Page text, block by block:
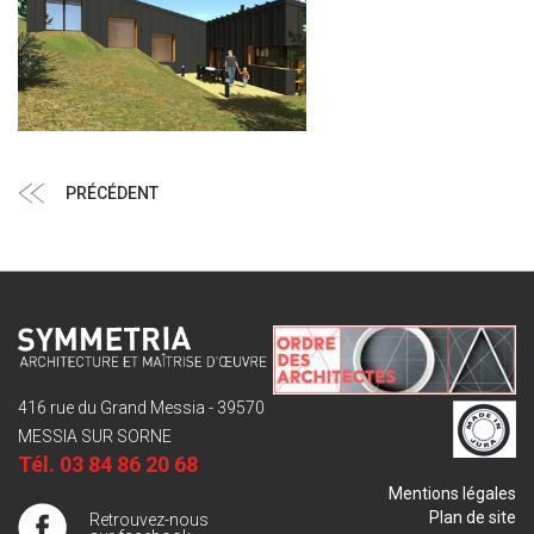
de
Article
PRÉCÉDENT
416 rue du Grand Messia - 39570
MESSIA SUR SORNE
Tél. 03 84 86 20 68
Retrouvez-nous
Mentions légales
Plan de site